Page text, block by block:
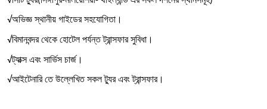
√অভিজ্ঞ স্থানীয় গাইডের সহযোগিতা।
√বিমানবন্দর থেকে হোটেল পর্যন্ত ট্রান্সফার সুবিধা।
√ট্যাক্স এবং সার্ভিস চার্জ।
√আইটেনারি তে উল্লেখিত সকল ট্যুর এবং ট্রান্সফার।